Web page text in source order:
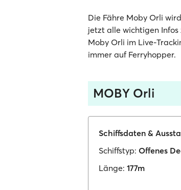
Die Fähre Moby Orli
jetzt alle wichtigen
Moby Orli im Live-
immer auf Ferryhopper.
MOBY Orli
Schiffsdaten &
Schiffstyp: Offenes
Länge: 177m